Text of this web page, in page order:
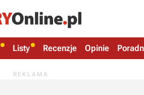
Listy Recenzje Opinie